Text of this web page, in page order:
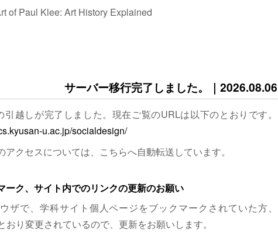
of Paul Klee: Art History Explained
サーバー移行完了しました。｜2026.08.06
引越しが完了しました。現在ご覧のURLは以下のとおりです。
u.ac.jp/socialdesign/
アクセスについては、こちらへ自動転送しています。
ーク、サイト内でのリンクの更新のお願い
ザで、学科サイト個人ページをブックマークされていた方、
おり変更されているので、更新をお願いします。